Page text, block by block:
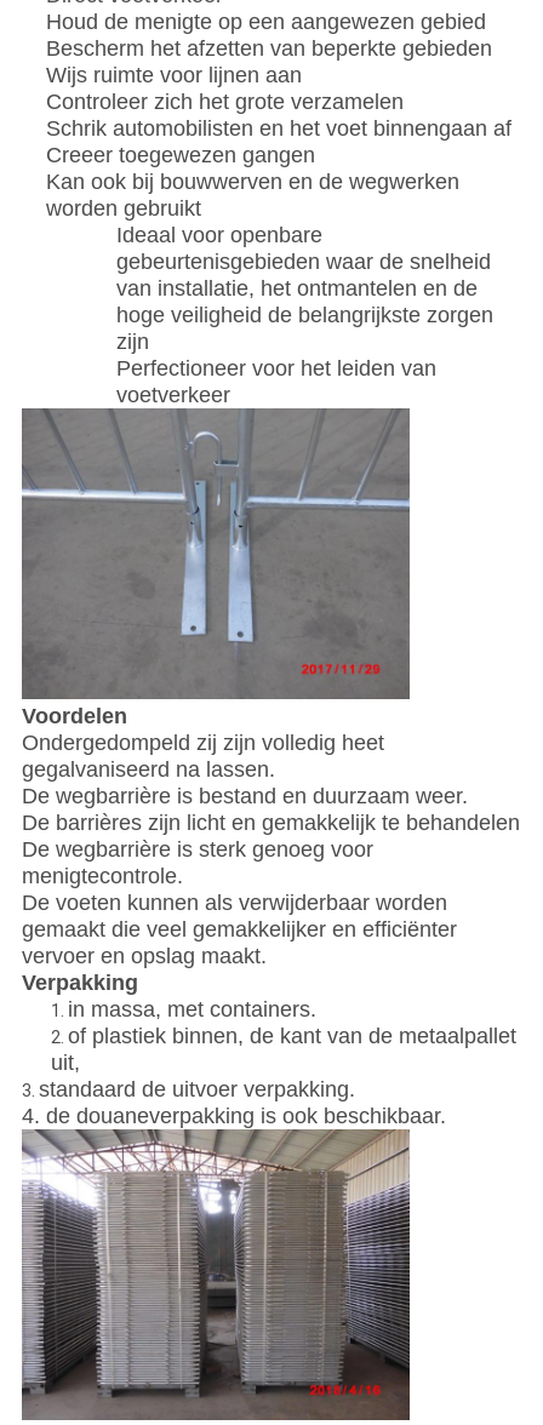
Houd de menigte op een aangewezen gebied
Bescherm het afzetten van beperkte gebieden
Wijs ruimte voor lijnen aan
Controleer zich het grote verzamelen
Schrik automobilisten en het voet binnengaan af
Creeer toegewezen gangen
Kan ook bij bouwwerven en de wegwerken
worden gebruikt
Ideaal voor openbare
gebeurtenisgebieden waar de snelheid
van installatie, het ontmantelen en de
hoge veiligheid de belangrijkste zorgen
zijn
Perfectioneer voor het leiden van
voetverkeer
Voordelen
Ondergedompeld zij zijn volledig heet
gegalvaniseerd na lassen.
De wegbarrière is bestand en duurzaam weer.
De barrières zijn licht en gemakkelijk te behandelen
De wegbarrière is sterk genoeg voor
menigtecontrole.
De voeten kunnen als verwijderbaar worden
gemaakt die veel gemakkelijker en efficiënter
vervoer en opslag maakt.
Verpakking
1. in massa, met containers.
2. of plastiek binnen, de kant van de metaalpallet
uit,
3. standaard de uitvoer verpakking.
4. de douaneverpakking is ook beschikbaar.